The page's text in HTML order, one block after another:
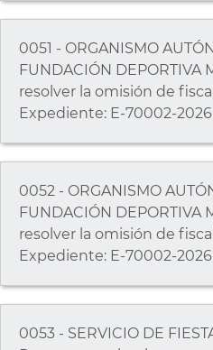
0051 - ORGANISMO
FUNDACIÓN DEPORTIVA
resolver la omisión de
Expediente: E-70002-
0052 - ORGANISMO
FUNDACIÓN DEPORTIVA
resolver la omisión de
Expediente: E-70002-
0053 - SERVICIO DE